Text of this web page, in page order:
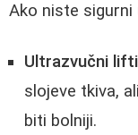
Ako niste sigurni
Ultrazvučni
slojeve tkiva,
biti bolniji.